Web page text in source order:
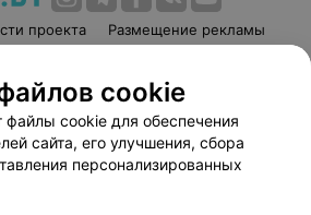
проекта
Размещение рекламы
соглашение
Способы оплаты
Партнеры
руководителю 103.by
cookie
файлы cookie для обеспечения
сайта, его улучшения, сбора
персонализированных